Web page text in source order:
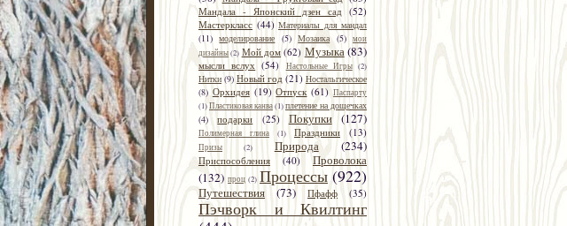
Мандала - Японский дзен сад (52)
Мастеркласс (44) Материалы для мандал
(11) моделирование (5) Мозаика (5)
мои
дизайны(2) Мой дом (62) Музыка(83)
мысли вслух (54) Настольные Игры (2)
Нитки (9) Новый год (21) Ностальгическое
(8) Орхидея (19) Отпуск (61) Паспарту
(1)Пластиковая канва(1)плетение на дощечках
(4)
подарки (25) Покупки (127)
Полимерная глина (1) Праздники (13)
Призы (2) Природа (234)
Приспособления (40)
Проволока
(132) проц (2) Процессы (922)
Путешествия (73) Пфафф (35)
Пэчворк и Квилтинг